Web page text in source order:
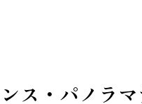
ス・パノラマ